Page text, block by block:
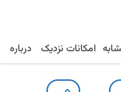
تماس
امکانات نزدیک درباره